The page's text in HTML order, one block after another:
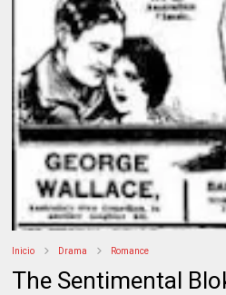
Inicio Drama Romance
The Sentimental